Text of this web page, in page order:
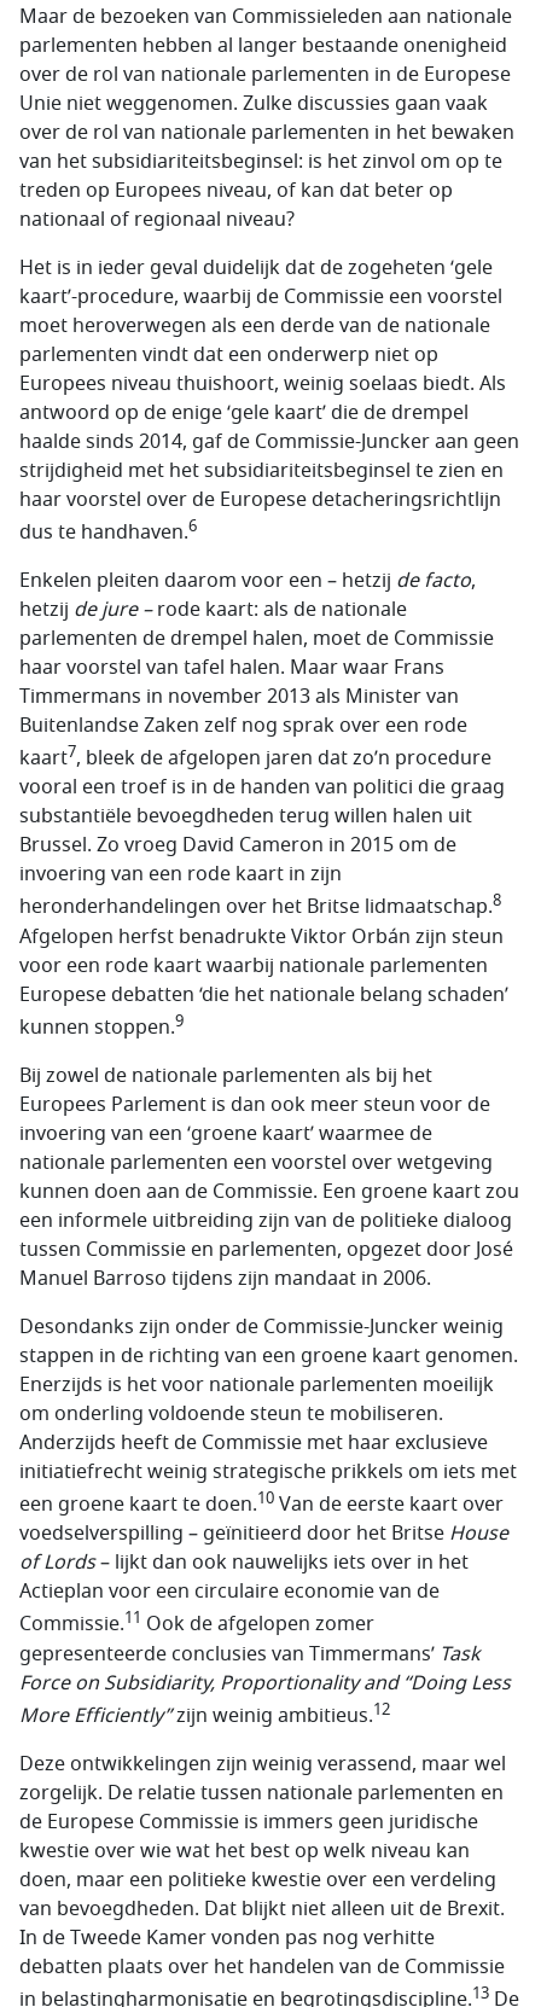
Maar de bezoeken van Commissieleden aan nationale
parlementen hebben al langer bestaande onenigheid
over de rol van nationale parlementen in de Europese
Unie niet weggenomen. Zulke discussies gaan vaak
over de rol van nationale parlementen in het bewaken
van het subsidiariteitsbeginsel: is het zinvol om op te
treden op Europees niveau, of kan dat beter op
nationaal of regionaal niveau?
Het is in ieder geval duidelijk dat de zogeheten ‘gele
kaart’-procedure, waarbij de Commissie een voorstel
moet heroverwegen als een derde van de nationale
parlementen vindt dat een onderwerp niet op
Europees niveau thuishoort, weinig soelaas biedt. Als
antwoord op de enige ‘gele kaart’ die de drempel
haalde sinds 2014, gaf de Commissie-Juncker aan geen
strijdigheid met het subsidiariteitsbeginsel te zien en
haar voorstel over de Europese detacheringsrichtlijn
dus te handhaven.6
Enkelen pleiten daarom voor een – hetzij de facto,
hetzij de jure –rode kaart: als de nationale
parlementen de drempel halen, moet de Commissie
haar voorstel van tafel halen. Maar waar Frans
Timmermans in november 2013 als Minister van
Buitenlandse Zaken zelf nog sprak over een rode
kaart7, bleek de afgelopen jaren dat zo’n procedure
vooral een troef is in de handen van politici die graag
substantiële bevoegdheden terug willen halen uit
Brussel. Zo vroeg David Cameron in 2015 om de
invoering van een rode kaart in zijn
heronderhandelingen over het Britse lidmaatschap.8
Afgelopen herfst benadrukte Viktor Orbán zijn steun
voor een rode kaart waarbij nationale parlementen
Europese debatten ‘die het nationale belang schaden’
kunnen stoppen.9
Bij zowel de nationale parlementen als bij het
Europees Parlement is dan ook meer steun voor de
invoering van een ‘groene kaart’ waarmee de
nationale parlementen een voorstel over wetgeving
kunnen doen aan de Commissie. Een groene kaart zou
een informele uitbreiding zijn van de politieke dialoog
tussen Commissie en parlementen, opgezet door José
Manuel Barroso tijdens zijn mandaat in 2006.
Desondanks zijn onder de Commissie-Juncker weinig
stappen in de richting van een groene kaart genomen.
Enerzijds is het voor nationale parlementen moeilijk
om onderling voldoende steun te mobiliseren.
Anderzijds heeft de Commissie met haar exclusieve
initiatiefrecht weinig strategische prikkels om iets met
een groene kaart te doen.10 Van de eerste kaart over
voedselverspilling – geïnitieerd door het Britse House
of Lords– lijkt dan ook nauwelijks iets over in het
Actieplan voor een circulaire economie van de
Commissie.11 Ook de afgelopen zomer
gepresenteerde conclusies van Timmermans’ Task
Force on Subsidiarity, Proportionality and “Doing Less
More Efficiently”zijn weinig ambitieus.12
Deze ontwikkelingen zijn weinig verassend, maar wel
zorgelijk. De relatie tussen nationale parlementen en
de Europese Commissie is immers geen juridische
kwestie over wie wat het best op welk niveau kan
doen, maar een politieke kwestie over een verdeling
van bevoegdheden. Dat blijkt niet alleen uit de Brexit.
In de Tweede Kamer vonden pas nog verhitte
debatten plaats over het handelen van de Commissie
in belastingharmonisatie en begrotingsdiscipline.13 De